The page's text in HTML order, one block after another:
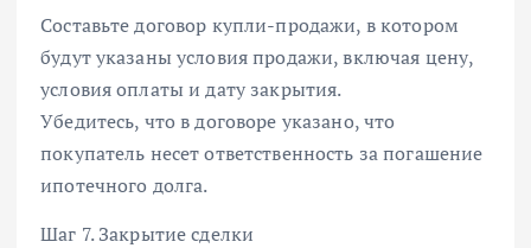
Составьте договор купли-продажи, в котором
будут указаны условия продажи, включая цену,
условия оплаты и дату закрытия.
Убедитесь, что в договоре указано, что
покупатель несет ответственность за погашение
ипотечного долга.
Шаг 7. Закрытие сделки